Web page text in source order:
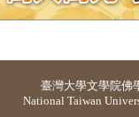
臺灣大學文學院佛
National Taiwan